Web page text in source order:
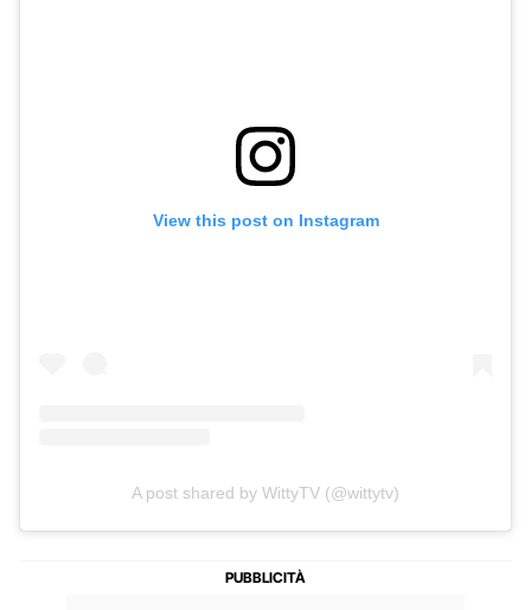
View this post on Instagram
A post shared by WittyTV (@wittytv)